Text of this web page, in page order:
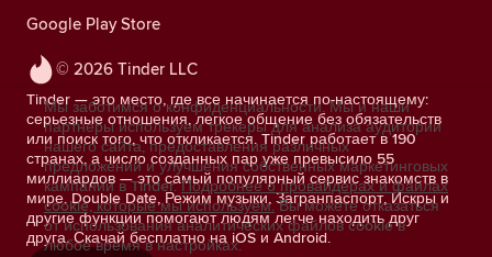
© 2026 Tinder LLC
Tinder — это место, где все начинается по-настоящему:
серьезные отношения, легкое общение без обязательств
или поиск того, что откликается. Tinder работает в 190
странах, а число созданных пар уже превысило 55
миллиардов — это самый популярный сервис знакомств в
мире. Double Date, Режим музыки, Загранпаспорт, Искры и
другие функции помогают людям легче находить друг
друга. Скачай бесплатно на iOS и Android.
Google Play Store
Мы заботимся о конфиденциальности. Мы и наши
партнеры используем трекеры для анализа аудитории
нашего сайта, предоставления различных
предложений и улучшения собственных маркетинговых
кампаний в Tinder. Подробнее о провайдерах и файлах
cookie, которые мы используем. Вы можете отказаться
от использования аналитических файлов cookie в
любое время в настройках.